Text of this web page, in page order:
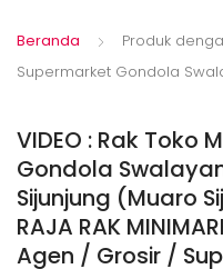
Beranda
Produk
Supermarket Gondola
VIDEO : Rak Toko
Gondola
Sijunjung (Muaro
RAJA RAK
Agen / Grosir /